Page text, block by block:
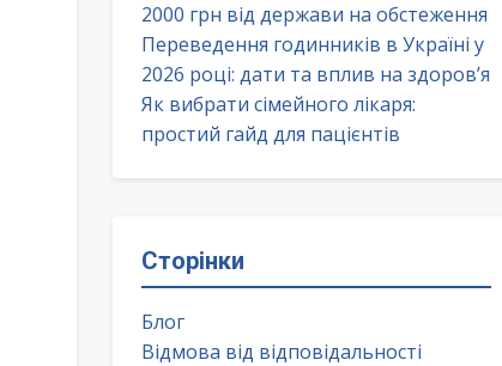
2000 грн від держави на обстеження
Переведення годинників в Україні у
2026 році: дати та вплив на здоров’я
Як вибрати сімейного лікаря:
простий гайд для пацієнтів
Сторінки
Блог
Відмова від відповідальності